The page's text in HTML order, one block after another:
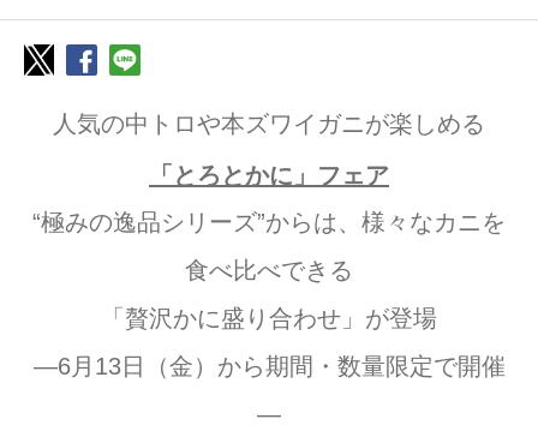
人気の中トロや本ズワイガニが楽しめる
「とろとかに」フェア
“極みの逸品シリーズ”からは、様々なカニを
食べ比べできる
「贅沢かに盛り合わせ」が登場
―6月13日（金）から期間・数量限定で開催
―